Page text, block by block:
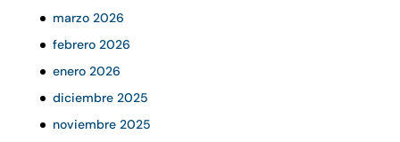
marzo 2026
febrero 2026
enero 2026
diciembre 2025
noviembre 2025